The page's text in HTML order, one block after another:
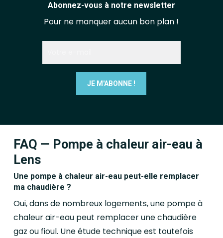
Abonnez-vous à notre newsletter
Pour ne manquer aucun bon plan !
FAQ — Pompe à chaleur air-eau à
Lens
Une pompe à chaleur air-eau peut-elle remplacer
ma chaudière ?
Oui, dans de nombreux logements, une pompe à
chaleur air-eau peut remplacer une chaudière
gaz ou fioul. Une étude technique est toutefois